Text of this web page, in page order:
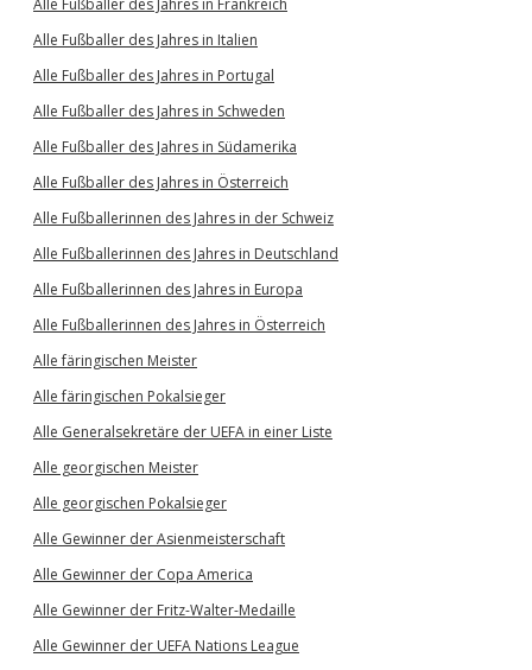
Alle Fußballer des Jahres in Frankreich
Alle Fußballer des Jahres in Italien
Alle Fußballer des Jahres in Portugal
Alle Fußballer des Jahres in Schweden
Alle Fußballer des Jahres in Südamerika
Alle Fußballer des Jahres in Österreich
Alle Fußballerinnen des Jahres in der Schweiz
Alle Fußballerinnen des Jahres in Deutschland
Alle Fußballerinnen des Jahres in Europa
Alle Fußballerinnen des Jahres in Österreich
Alle färingischen Meister
Alle färingischen Pokalsieger
Alle Generalsekretäre der UEFA in einer Liste
Alle georgischen Meister
Alle georgischen Pokalsieger
Alle Gewinner der Asienmeisterschaft
Alle Gewinner der Copa America
Alle Gewinner der Fritz-Walter-Medaille
Alle Gewinner der UEFA Nations League